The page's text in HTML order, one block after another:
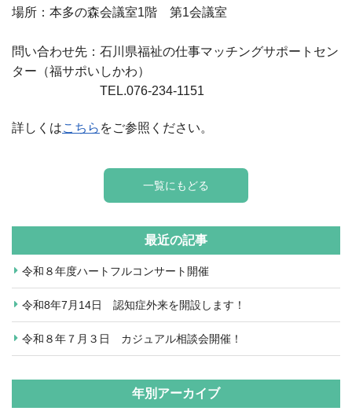
場所：本多の森会議室1階 第1会議室
問い合わせ先：石川県福祉の仕事マッチングサポートセン
ター （福サポいしかわ）
TEL.076-234-1151
詳しくはこちら をご参照ください。
一覧にもどる
最近の記事
令和８年度ハートフルコンサート開催
令和8年7月14日 認知症外来を開設します！
令和８年７月３日 カジュアル相談会開催！
年別アーカイブ